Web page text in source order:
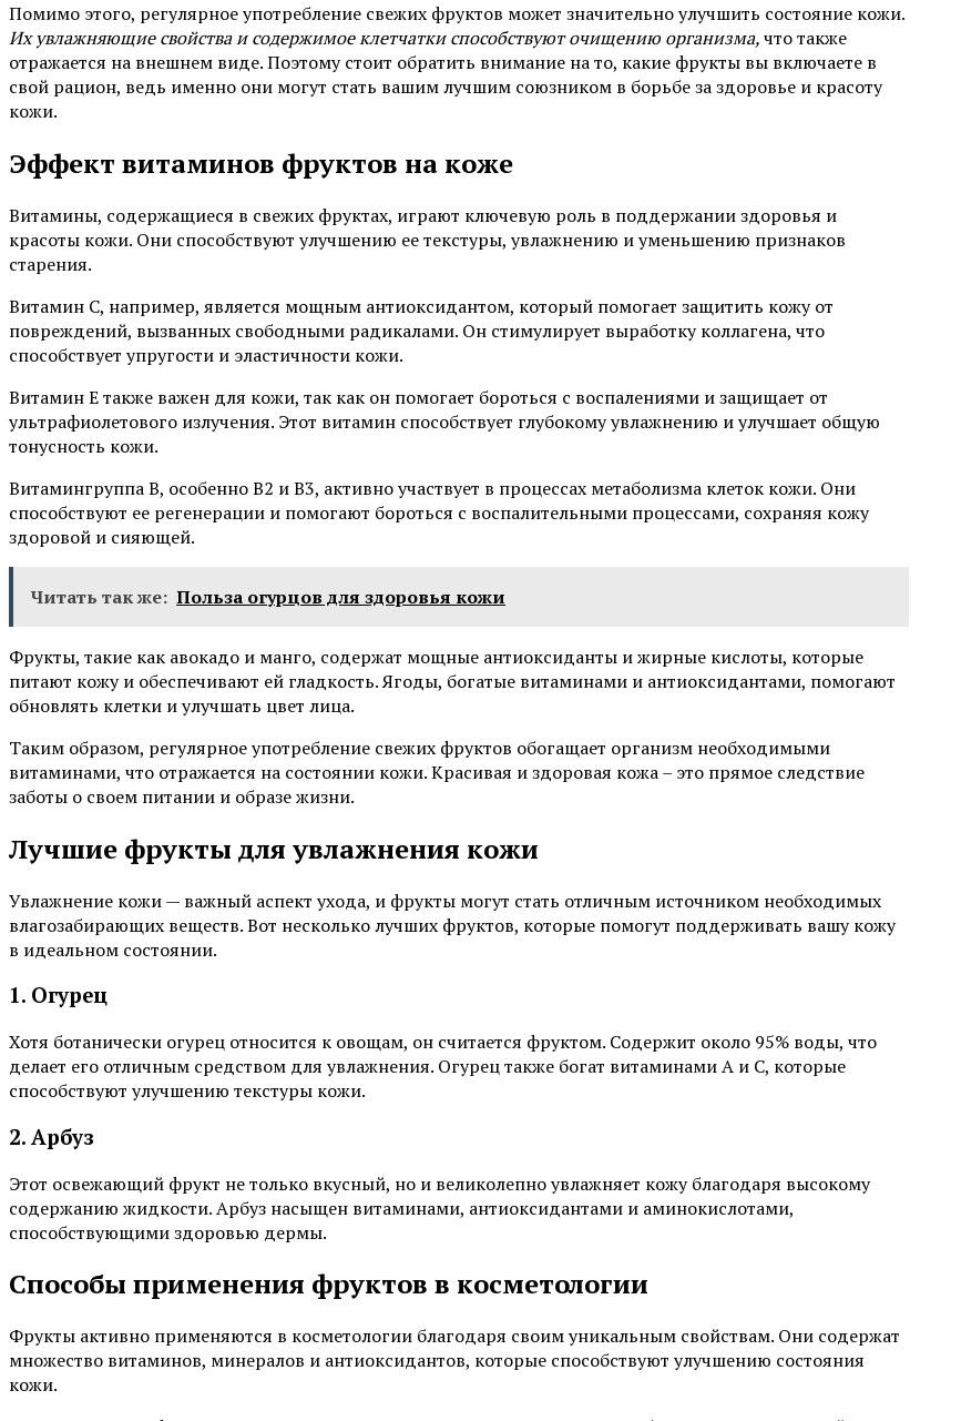
Помимо этого, регулярное употребление свежих фруктов может значительно улучшить состояние кожи.
Их увлажняющие свойства и содержимое клетчатки способствуют очищению организма,что также
отражается на внешнем виде. Поэтому стоит обратить внимание на то, какие фрукты вы включаете в
свой рацион, ведь именно они могут стать вашим лучшим союзником в борьбе за здоровье и красоту
кожи.
Эффект витаминов фруктов на коже
Витамины, содержащиеся в свежих фруктах, играют ключевую роль в поддержании здоровья и
красоты кожи. Они способствуют улучшению ее текстуры, увлажнению и уменьшению признаков
старения.
Витамин C, например, является мощным антиоксидантом, который помогает защитить кожу от
повреждений, вызванных свободными радикалами. Он стимулирует выработку коллагена, что
способствует упругости и эластичности кожи.
Витамин E также важен для кожи, так как он помогает бороться с воспалениями и защищает от
ультрафиолетового излучения. Этот витамин способствует глубокому увлажнению и улучшает общую
тонусность кожи.
Витамингруппа B, особенно B2 и B3, активно участвует в процессах метаболизма клеток кожи. Они
способствуют ее регенерации и помогают бороться с воспалительными процессами, сохраняя кожу
здоровой и сияющей.
Читать так же: Польза огурцов для здоровья кожи
Фрукты, такие как авокадо и манго, содержат мощные антиоксиданты и жирные кислоты, которые
питают кожу и обеспечивают ей гладкость. Ягоды, богатые витаминами и антиоксидантами, помогают
обновлять клетки и улучшать цвет лица.
Таким образом, регулярное употребление свежих фруктов обогащает организм необходимыми
витаминами, что отражается на состоянии кожи. Красивая и здоровая кожа – это прямое следствие
заботы о своем питании и образе жизни.
Лучшие фрукты для увлажнения кожи
Увлажнение кожи — важный аспект ухода, и фрукты могут стать отличным источником необходимых
влагозабирающих веществ. Вот несколько лучших фруктов, которые помогут поддерживать вашу кожу
в идеальном состоянии.
1. Огурец
Хотя ботанически огурец относится к овощам, он считается фруктом. Содержит около 95% воды, что
делает его отличным средством для увлажнения. Огурец также богат витаминами A и C, которые
способствуют улучшению текстуры кожи.
2. Арбуз
Этот освежающий фрукт не только вкусный, но и великолепно увлажняет кожу благодаря высокому
содержанию жидкости. Арбуз насыщен витаминами, антиоксидантами и аминокислотами,
способствующими здоровью дермы.
Способы применения фруктов в косметологии
Фрукты активно применяются в косметологии благодаря своим уникальным свойствам. Они содержат
множество витаминов, минералов и антиоксидантов, которые способствуют улучшению состояния
кожи.